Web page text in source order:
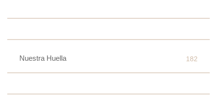
Nuestra Huella 182